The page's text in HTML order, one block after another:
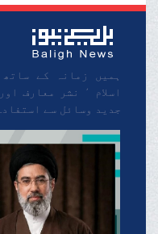
ہمیں زمانہ کے
اسلام ٬ نشر
جدید وسائل سے